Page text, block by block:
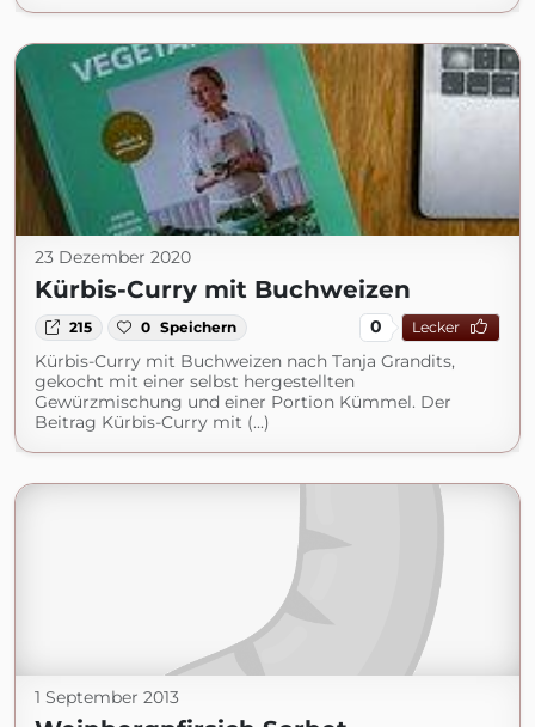
23 Dezember 2020
Kürbis-Curry mit Buchweizen
215 0 Speichern 0 Lecker
Kürbis-Curry mit Buchweizen nach Tanja Grandits,
gekocht mit einer selbst hergestellten
Gewürzmischung und einer Portion Kümmel. Der
Beitrag Kürbis-Curry mit (...)
1 September 2013